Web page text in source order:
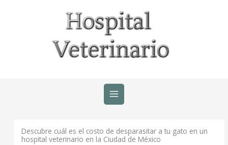
Descubre cuál es el costo de desparasitar a tu gato en un
hospital veterinario en la Ciudad de México